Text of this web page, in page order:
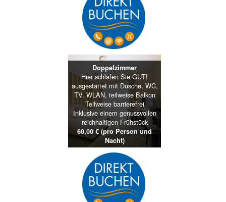
Doppelzimmer
Hier schlafen Sie GUT!
ausgestattet mit Dusche, WC,
TV, WLAN, teilweise Balkon
Teilweise barrierefrei
Inklusive einem genussvollen
reichhaltigen Frühstück
60,00 € (pro Person und
Nacht)